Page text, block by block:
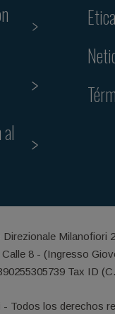
Milanofiori
8 - (Ingresso
Tax ID
Todos los derechos